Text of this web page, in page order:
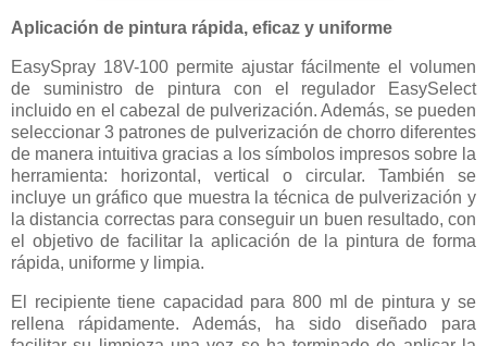
Aplicación de pintura rápida, eficaz y uniforme
EasySpray 18V-100 permite ajustar fácilmente el volumen
de suministro de pintura con el regulador EasySelect
incluido en el cabezal de pulverización. Además, se pueden
seleccionar 3 patrones de pulverización de chorro diferentes
de manera intuitiva gracias a los símbolos impresos sobre la
herramienta: horizontal, vertical o circular. También se
incluye un gráfico que muestra la técnica de pulverización y
la distancia correctas para conseguir un buen resultado, con
el objetivo de facilitar la aplicación de la pintura de forma
rápida, uniforme y limpia.
El recipiente tiene capacidad para 800 ml de pintura y se
rellena rápidamente. Además, ha sido diseñado para